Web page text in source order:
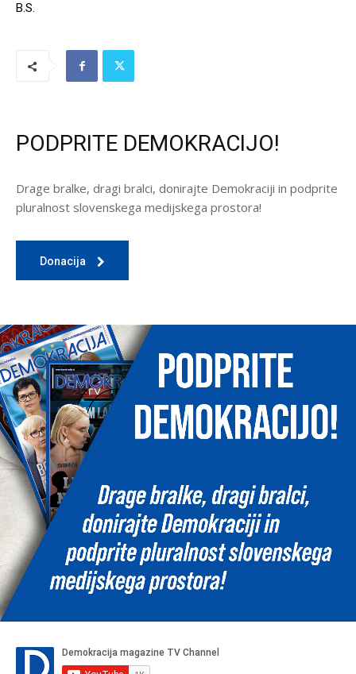
B.S.
PODPRITE DEMOKRACIJO!
Drage bralke, dragi bralci, donirajte Demokraciji in podprite
pluralnost slovenskega medijskega prostora!
Donacija